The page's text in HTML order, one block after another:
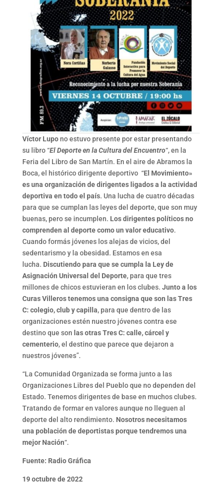
Víctor Lupono estuvo presente por estar presentando
su libro “El Deporte en la Cultura del Encuentro“, en la
Feria del Libro de San Martín. En el aire de Abramos la
Boca, el histórico dirigente deportivo “El Movimiento»
es una organización de dirigentes ligados a la actividad
deportiva en todo el país. Una lucha de cuatro décadas
para que se cumplan las leyes del deporte, que son muy
buenas, pero se incumplen. Los dirigentes políticos no
comprenden al deporte como un valor educativo.
Cuando formás jóvenes los alejas de vicios, del
sedentarismo y la obesidad. Estamos en esa
lucha. Discutiendo para que se cumpla la Ley de
Asignación Universal del Deporte, para que tres
millones de chicos estuvieran en los clubes. Junto a los
Curas Villeros tenemos una consigna que son las Tres
C: colegio, club y capilla, para que dentro de las
organizaciones estén nuestro jóvenes contra ese
destino que son las otras Tres C: calle, cárcel y
cementerio, el destino que parece que dejaron a
nuestros jóvenes”.
“La Comunidad Organizada se forma junto a las
Organizaciones Libres del Pueblo que no dependen del
Estado. Tenemos dirigentes de base en muchos clubes.
Tratando de formar en valores aunque no lleguen al
deporte del alto rendimiento. Nosotros necesitamos
una población de deportistas porque tendremos una
mejor Nación“.
Fuente: Radio Gráfica
19 octubre de 2022